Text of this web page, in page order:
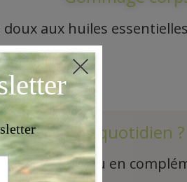
aux huiles
dans votre quotidien ?
le calme), ou en